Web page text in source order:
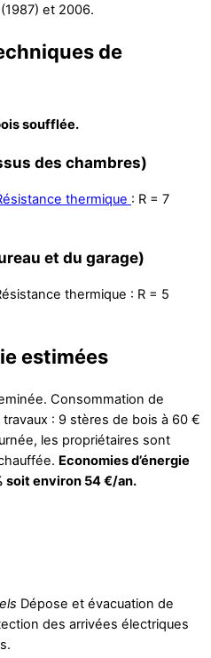
et 2006.
de
soufflée.
des chambres)
thermique : R = 7
et du garage)
thermique : R = 5
estimées
Consommation de
: 9 stères de bois à 60 €
les propriétaires sont
Economies d’énergie
soit environ 54 €/an.
Dépose et évacuation de
des arrivées électriques